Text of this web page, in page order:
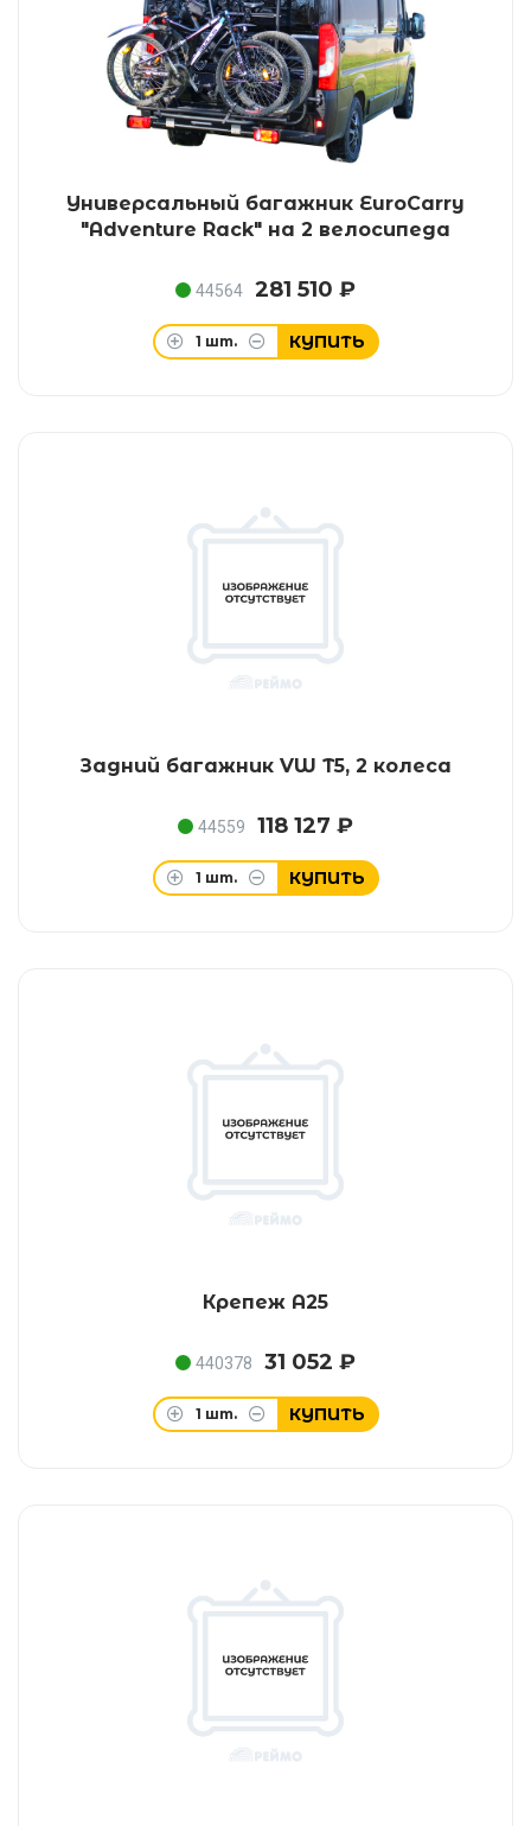
Универсальный багажник EuroCarry
"Adventure Rack" на 2 велосипеда
44564 281 510 ₽
1 шт. КУПИТЬ
Задний багажник VW T5, 2 колеса
44559 118 127 ₽
1 шт. КУПИТЬ
Крепеж А25
440378 31 052 ₽
1 шт. КУПИТЬ